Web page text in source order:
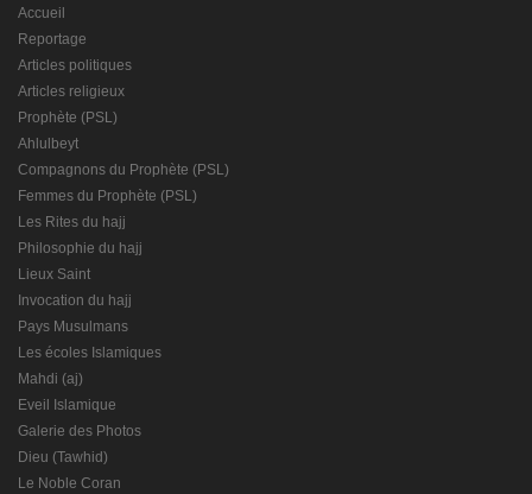
Accueil
Reportage
Articles politiques
Articles religieux
Prophète (PSL)
Ahlulbeyt
Compagnons du Prophète (PSL)
Femmes du Prophète (PSL)
Les Rites du hajj
Philosophie du hajj
Lieux Saint
Invocation du hajj
Pays Musulmans
Les écoles Islamiques
Mahdi (aj)
Eveil Islamique
Galerie des Photos
Dieu (Tawhid)
Le Noble Coran